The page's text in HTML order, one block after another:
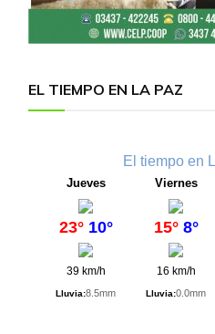
EL TIEMPO EN LA PAZ
El tiempo en
Jueves
23° 10°
39 km/h
Lluvia:8.5mm
Viernes
15° 8°
16 km/h
Lluvia:0.0mm